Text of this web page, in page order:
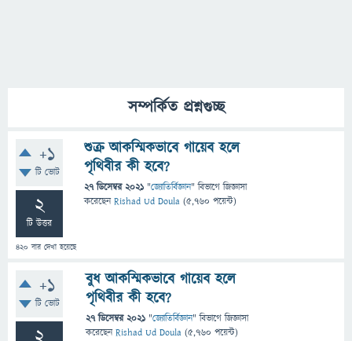
সম্পর্কিত প্রশ্নগুচ্ছ
+1
টি ভোট
2
টি উত্তর
420 বার দেখা হয়েছে
শুক্র আকস্মিকভাবে গায়েব হলে
পৃথিবীর কী হবে?
27 ডিসেম্বর 2021 "জ্যোতির্বিজ্ঞান" বিভাগে জিজ্ঞাসা
করেছেনRishad Ud Doula (5,760 পয়েন্ট)
+1
টি ভোট
বুধ আকস্মিকভাবে গায়েব হলে
পৃথিবীর কী হবে?
27 ডিসেম্বর 2021 "জ্যোতির্বিজ্ঞান" বিভাগে জিজ্ঞাসা
করেছেনRishad Ud Doula (5,760 পয়েন্ট)